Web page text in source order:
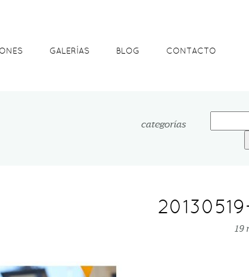
GALERÍAS BLOG CONTACTO
categorías
Buscar:
19